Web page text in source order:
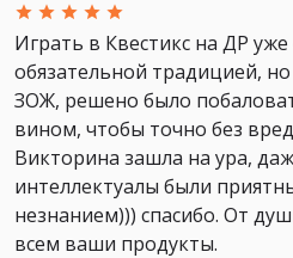
Играть в Квестикс на ДР уже
обязательной традицией, но
ЗОЖ, решено было
вином, чтобы точно без
Викторина зашла на ура,
интеллектуалы были
незнанием))) спасибо. От
всем ваши продукты.